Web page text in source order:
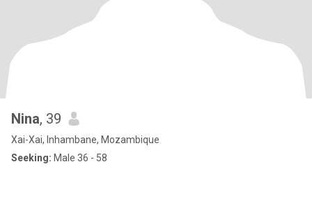
Nina, 39
Xai-Xai, Inhambane, Mozambique
Seeking: Male 36 - 58